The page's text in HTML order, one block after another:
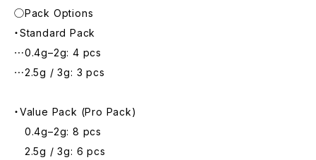
◯Pack Options
・Standard Pack
⋯0.4g–2g: 4 pcs
⋯2.5g / 3g: 3 pcs
・Value Pack (Pro Pack)
0.4g–2g: 8 pcs
2.5g / 3g: 6 pcs